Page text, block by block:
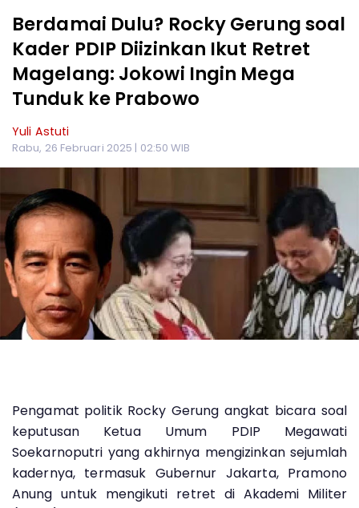
Berdamai Dulu? Rocky Gerung soal
Kader PDIP Diizinkan Ikut Retret
Magelang: Jokowi Ingin Mega
Tunduk ke Prabowo
Yuli Astuti
Rabu, 26 Februari 2025 | 02:50 WIB
Pengamat politik Rocky Gerung angkat bicara soal
keputusan Ketua Umum PDIP Megawati
Soekarnoputri yang akhirnya mengizinkan sejumlah
kadernya, termasuk Gubernur Jakarta, Pramono
Anung untuk mengikuti retret di Akademi Militer